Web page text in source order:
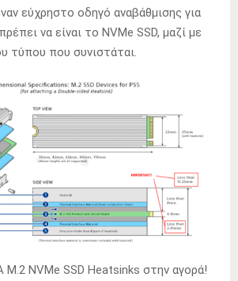
εύχρηστο οδηγό αναβάθμισης για
να είναι το NVMe SSD, μαζί με
τύπου που συνιστάται.
NVMe SSD Heatsinks στην αγορά!